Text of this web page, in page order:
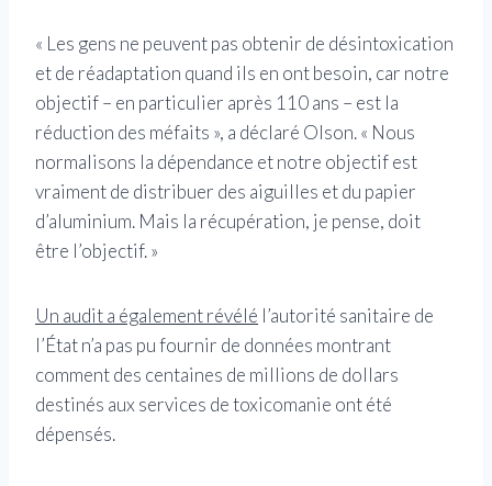
« Les gens ne peuvent pas obtenir de désintoxication
et de réadaptation quand ils en ont besoin, car notre
objectif – en particulier après 110 ans – est la
réduction des méfaits », a déclaré Olson. « Nous
normalisons la dépendance et notre objectif est
vraiment de distribuer des aiguilles et du papier
d’aluminium. Mais la récupération, je pense, doit
être l’objectif. »
Un audit a également révélé l’autorité sanitaire de
l’État n’a pas pu fournir de données montrant
comment des centaines de millions de dollars
destinés aux services de toxicomanie ont été
dépensés.